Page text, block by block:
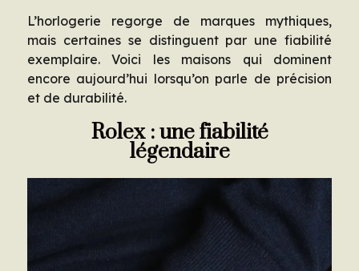
L’horlogerie regorge de marques mythiques,
mais certaines se distinguent par une fiabilité
exemplaire. Voici les maisons qui dominent
encore aujourd’hui lorsqu’on parle de précision
et de durabilité.
Rolex : une fiabilité
légendaire